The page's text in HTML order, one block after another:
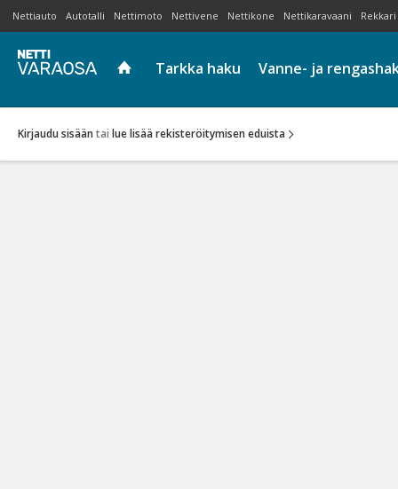
Nettiauto Autotalli Nettimoto Nettivene Nettikone Nettikaravaani Rekkari
Tarkka haku Vanne- ja
Kirjaudu sisään tai lue lisää rekisteröitymisen eduista